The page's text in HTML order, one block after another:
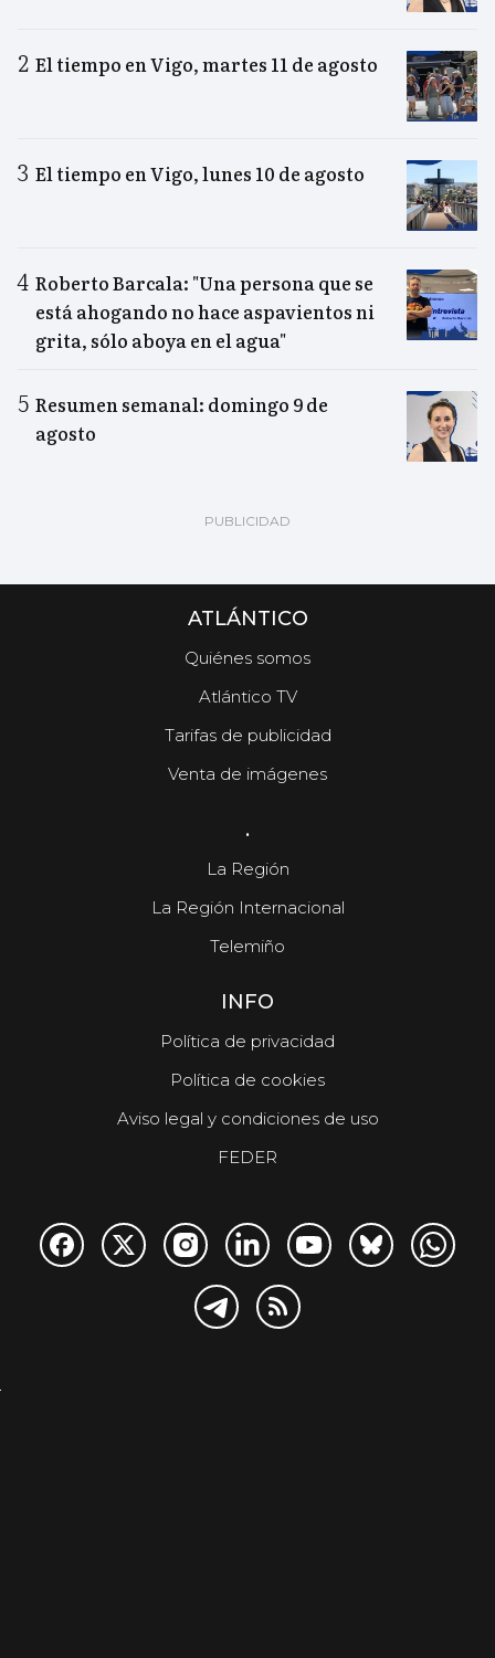
El tiempo en Vigo, martes 11 de agosto
El tiempo en Vigo, lunes 10 de agosto
Roberto Barcala: "Una persona que se
está ahogando no hace aspavientos ni
grita, sólo aboya en el agua"
Resumen semanal: domingo 9 de
agosto
ATLÁNTICO
Quiénes somos
Atlántico TV
Tarifas de publicidad
Venta de imágenes
.
La Región
La Región Internacional
Telemiño
INFO
Política de privacidad
Política de cookies
Aviso legal y condiciones de uso
FEDER